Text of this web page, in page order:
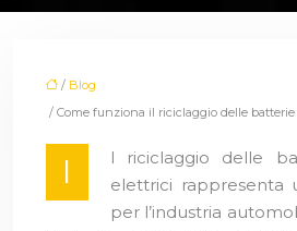
/ Blog
/ Come funziona il riciclaggio delle
I
l riciclaggio delle
elettrici rappresenta
per l’industria